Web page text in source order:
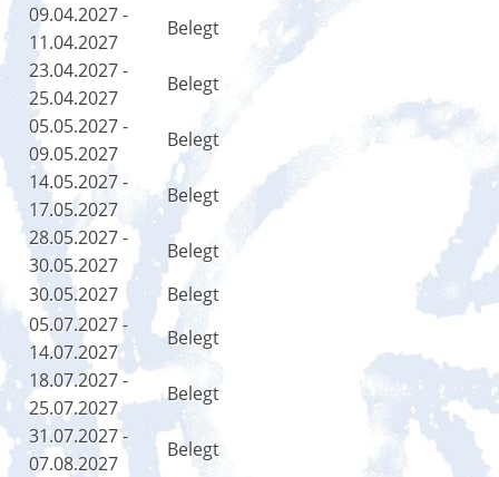
09.04.2027 -
11.04.2027
Belegt
23.04.2027 -
25.04.2027
Belegt
05.05.2027 -
09.05.2027
Belegt
14.05.2027 -
17.05.2027
Belegt
28.05.2027 -
30.05.2027
Belegt
30.05.2027
Belegt
05.07.2027 -
14.07.2027
Belegt
18.07.2027 -
25.07.2027
Belegt
31.07.2027 -
07.08.2027
Belegt